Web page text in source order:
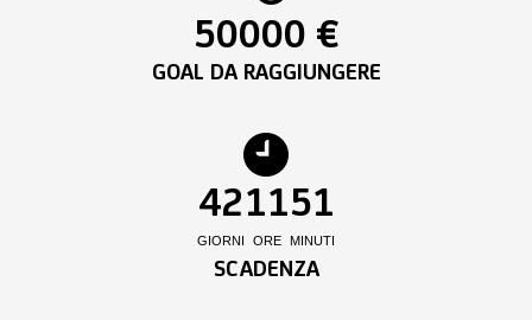
50000 €
GOAL DA RAGGIUNGERE
42
GIORNI
11
ORE
51
MINUTI
SCADENZA